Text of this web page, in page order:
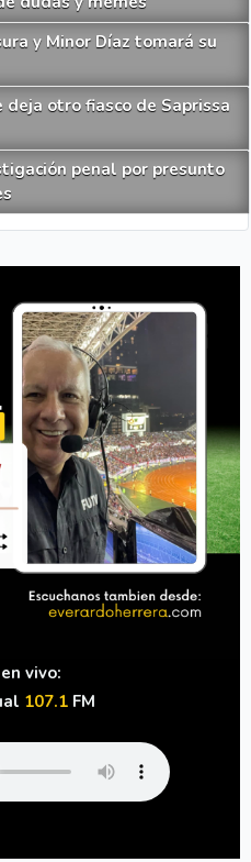
y Minor Díaz tomará su
otro fiasco de Saprissa
penal por presunto
vivo:
107.1 FM